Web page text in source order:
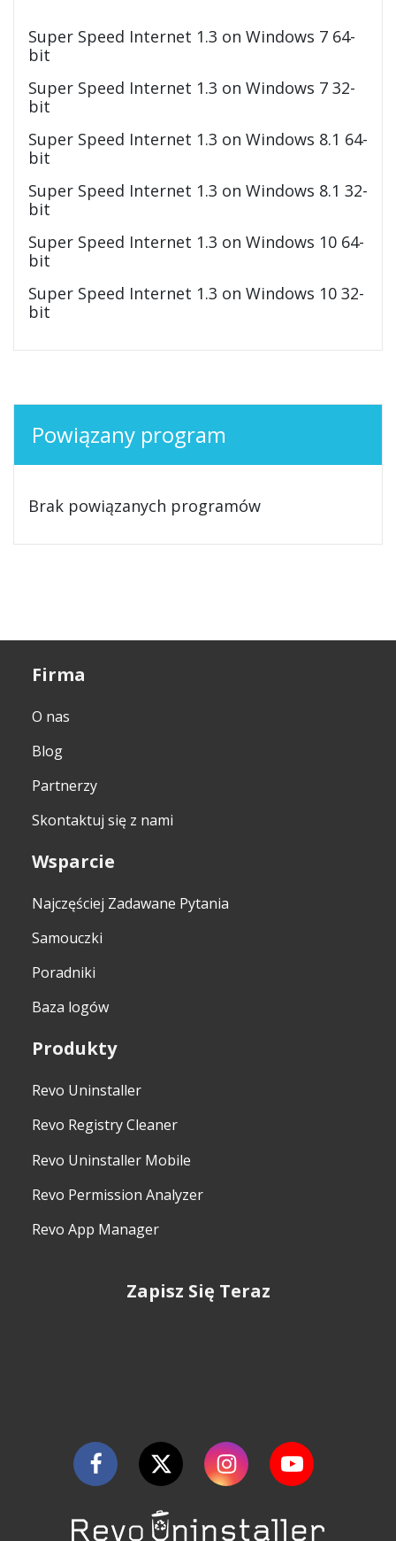
Super Speed Internet 1.3 on Windows 7 64-
bit
Super Speed Internet 1.3 on Windows 7 32-
bit
Super Speed Internet 1.3 on Windows 8.1 64-
bit
Super Speed Internet 1.3 on Windows 8.1 32-
bit
Super Speed Internet 1.3 on Windows 10 64-
bit
Super Speed Internet 1.3 on Windows 10 32-
bit
Powiązany program
Brak powiązanych programów
Firma
O nas
Blog
Partnerzy
Skontaktuj się z nami
Wsparcie
Najczęściej Zadawane Pytania
Samouczki
Poradniki
Baza logów
Produkty
Revo Uninstaller
Revo Registry Cleaner
Revo Uninstaller Mobile
Revo Permission Analyzer
Revo App Manager
Zapisz Się Teraz